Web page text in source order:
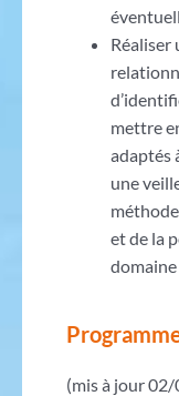
Réaliser
mettre
adaptés
une
et de la
(mis à jour